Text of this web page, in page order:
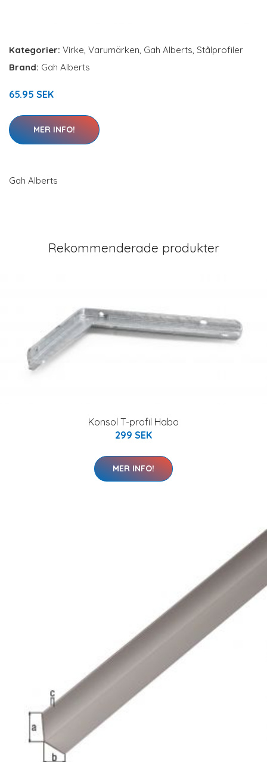
Kategorier: Virke, Varumärken, Gah Alberts, Stålprofiler
Brand: Gah Alberts
65.95 SEK
MER INFO!
Gah Alberts
Rekommenderade produkter
Konsol T-profil Habo
299 SEK
MER INFO!